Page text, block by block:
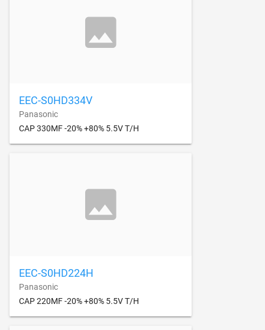
EEC-S0HD334V
Panasonic
CAP 330MF -20% +80% 5.5V T/H
EEC-S0HD224H
Panasonic
CAP 220MF -20% +80% 5.5V T/H